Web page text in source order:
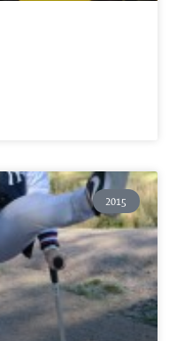
2015